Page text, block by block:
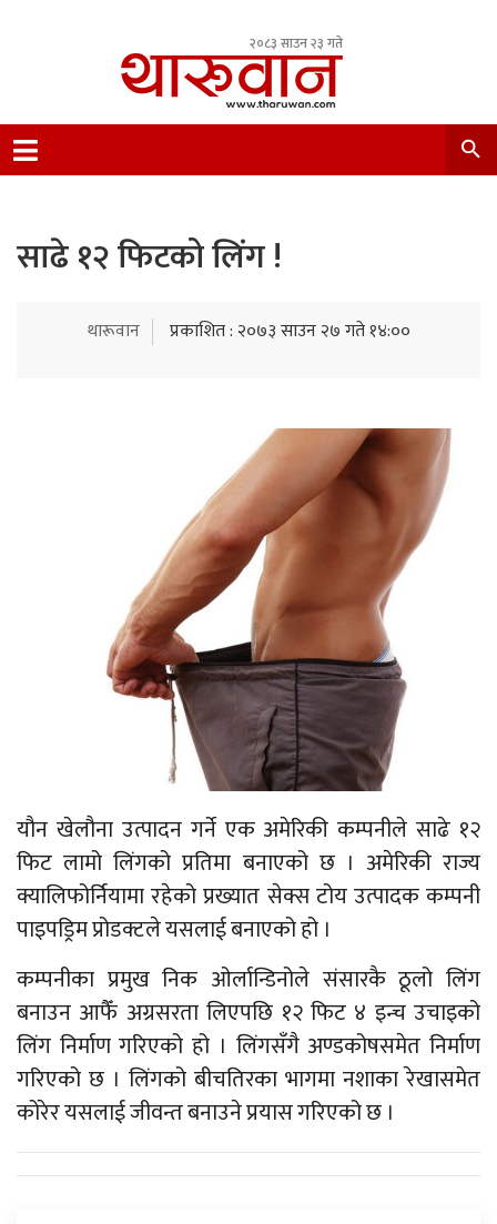
२०८३ साउन २३ गते
Nepal.
साढे १२ फिटको लिंग !
थारूवान प्रकाशित : २०७३ साउन २७ गते १४:००
यौन खेलौना उत्पादन गर्ने एक अमेरिकी कम्पनीले साढे १२
फिट लामो लिंगको प्रतिमा बनाएको छ । अमेरिकी राज्य
क्यालिफोर्नियामा रहेको प्रख्यात सेक्स टोय उत्पादक कम्पनी
पाइपड्रिम प्रोडक्टले यसलाई बनाएको हो ।
कम्पनीका प्रमुख निक ओर्लान्डिनोले संसारकै ठूलो लिंग
बनाउन आफैँ अग्रसरता लिएपछि १२ फिट ४ इन्च उचाइको
लिंग निर्माण गरिएको हो । लिंगसँगै अण्डकोषसमेत निर्माण
गरिएको छ । लिंगको बीचतिरका भागमा नशाका रेखासमेत
कोरेर यसलाई जीवन्त बनाउने प्रयास गरिएको छ ।